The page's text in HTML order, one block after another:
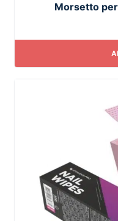
Morsetto